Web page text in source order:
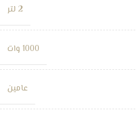
2 لتر
1000 وات
عامين